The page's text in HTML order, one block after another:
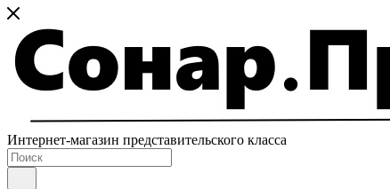
Интернет-магазин представительского класса